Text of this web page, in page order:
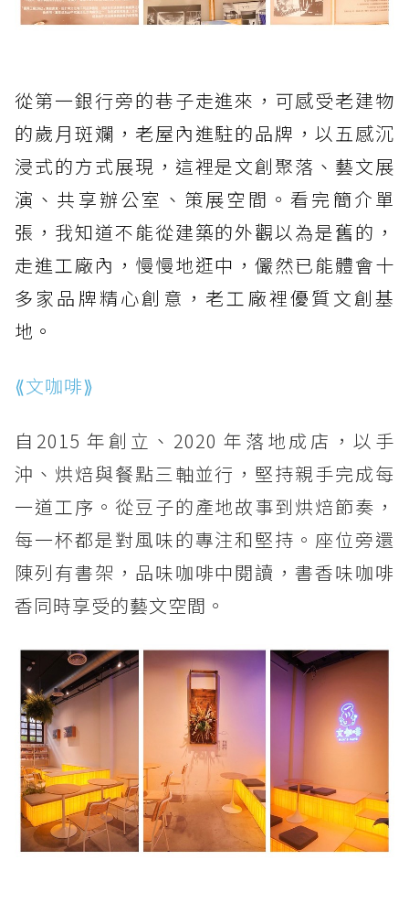
從第一銀行旁的巷子走進來，可感受老建物
的歲月斑斕，老屋內進駐的品牌，以五感沉
浸式的方式展現，這裡是文創聚落、藝文展
演、共享辦公室、策展空間。看完簡介單
張，我知道不能從建築的外觀以為是舊的，
走進工廠內，慢慢地逛中，儼然已能體會十
多家品牌精心創意，老工廠裡優質文創基
地。
⟪文咖啡⟫
自2015 年創立、2020 年落地成店，以手
沖、烘焙與餐點三軸並行，堅持親手完成每
一道工序。從豆子的產地故事到烘焙節奏，
每一杯都是對風味的專注和堅持。座位旁還
陳列有書架，品味咖啡中閱讀，書香味咖啡
香同時享受的藝文空間。